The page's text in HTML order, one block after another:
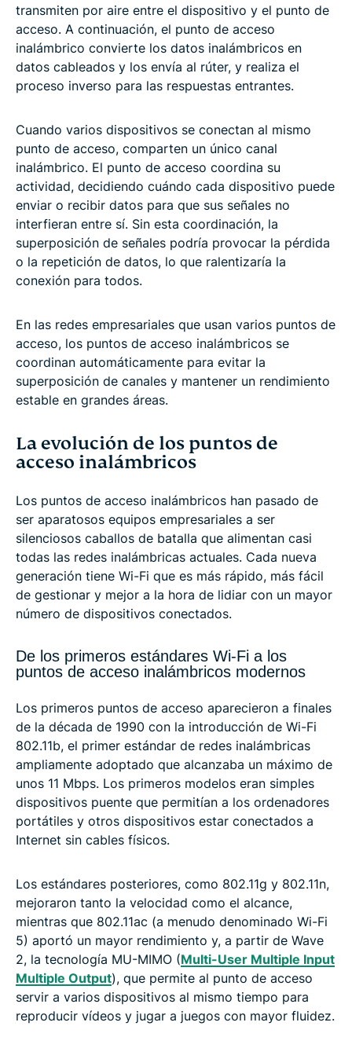
transmiten por aire entre el dispositivo y el punto de
acceso. A continuación, el punto de acceso
inalámbrico convierte los datos inalámbricos en
datos cableados y los envía al rúter, y realiza el
proceso inverso para las respuestas entrantes.
Cuando varios dispositivos se conectan al mismo
punto de acceso, comparten un único canal
inalámbrico. El punto de acceso coordina su
actividad, decidiendo cuándo cada dispositivo puede
enviar o recibir datos para que sus señales no
interfieran entre sí. Sin esta coordinación, la
superposición de señales podría provocar la pérdida
o la repetición de datos, lo que ralentizaría la
conexión para todos.
En las redes empresariales que usan varios puntos de
acceso, los puntos de acceso inalámbricos se
coordinan automáticamente para evitar la
superposición de canales y mantener un rendimiento
estable en grandes áreas.
La evolución de los puntos de
acceso inalámbricos
Los puntos de acceso inalámbricos han pasado de
ser aparatosos equipos empresariales a ser
silenciosos caballos de batalla que alimentan casi
todas las redes inalámbricas actuales. Cada nueva
generación tiene Wi-Fi que es más rápido, más fácil
de gestionar y mejor a la hora de lidiar con un mayor
número de dispositivos conectados.
De los primeros estándares Wi-Fi a los
puntos de acceso inalámbricos modernos
Los primeros puntos de acceso aparecieron a finales
de la década de 1990 con la introducción de Wi-Fi
802.11b, el primer estándar de redes inalámbricas
ampliamente adoptado que alcanzaba un máximo de
unos 11 Mbps. Los primeros modelos eran simples
dispositivos puente que permitían a los ordenadores
portátiles y otros dispositivos estar conectados a
Internet sin cables físicos.
Los estándares posteriores, como 802.11g y 802.11n,
mejoraron tanto la velocidad como el alcance,
mientras que 802.11ac (a menudo denominado Wi-Fi
5) aportó un mayor rendimiento y, a partir de Wave
2, la tecnología MU-MIMO (Multi-User Multiple Input
Multiple Output), que permite al punto de acceso
servir a varios dispositivos al mismo tiempo para
reproducir vídeos y jugar a juegos con mayor fluidez.